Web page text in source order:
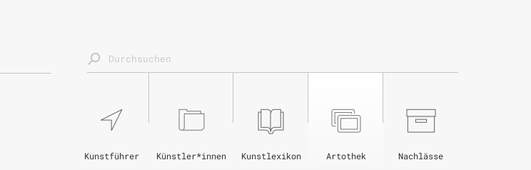
Nachlässe
Artothek
Kunstlexikon
Künstler*innen
Kunstführer